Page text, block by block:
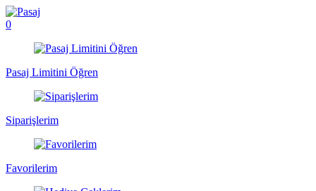
0
Pasaj Limitini Öğren
Siparişlerim
Favorilerim